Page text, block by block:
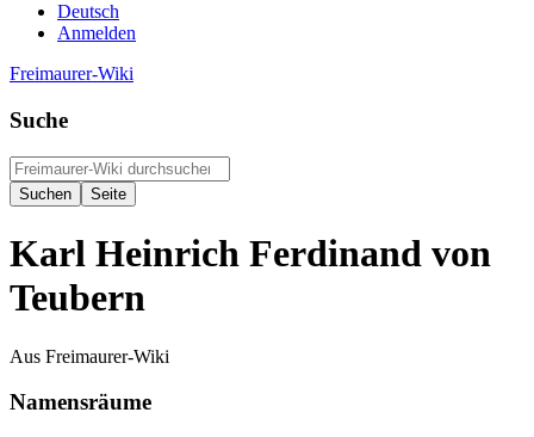
Deutsch
Anmelden
Freimaurer-Wiki
Suche
Karl Heinrich Ferdinand von
Teubern
Aus Freimaurer-Wiki
Namensräume